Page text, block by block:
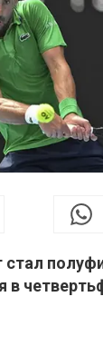
стал
в